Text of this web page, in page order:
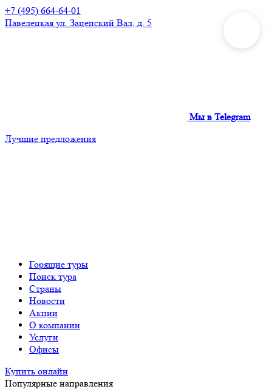
+7 (495) 664-64-01
Павелецкая ул. Зацепский Вал, д. 5
Мы в Telegram
Лучшие предложения
Горящие туры
Поиск тура
Страны
Новости
Акции
О компании
Услуги
Офисы
Купить онлайн
Популярные направления